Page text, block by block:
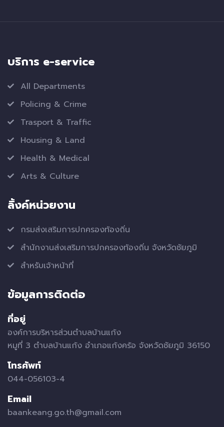
บริการ e-service
All Departments
Policing & Crime
Trasport & Traffic
Housing & Land
Health & Medical
Arts & Culture
ลิ้งค์หน่วยงาน
กรมส่งเสริมการปกครองท้องถิ่น
สำนักงานส่งเสริมการปกครองท้องถิ่น จังหวัดชัยภูมิ
สำหรับเจ้าหน้าที่
ข้อมูลการติดต่อ
ที่อยู่
องค์การบริหารส่วนตำบลบ้านแก้ง
หมูที่ 3 ตำบลบ้านแก้ง อำเภอแก้งคร้อ จังหวัดชัยภูมิ 36150
โทรศัพท์
044-056103-4
Email
baankeang.go.th@gmail.com